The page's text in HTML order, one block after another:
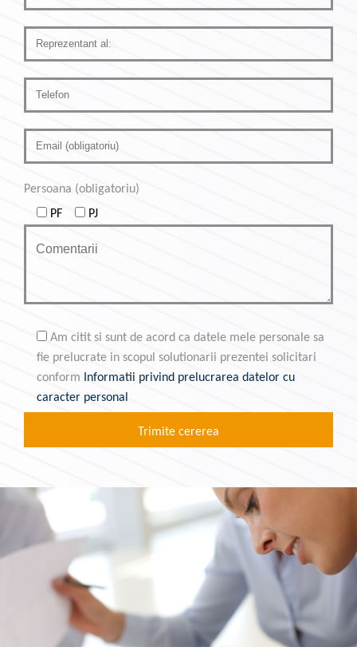
Persoana (obligatoriu)
PF
PJ
Am citit si sunt de acord ca datele mele personale sa
fie prelucrate in scopul solutionarii prezentei solicitari
conform Informatii privind prelucrarea datelor cu
caracter personal